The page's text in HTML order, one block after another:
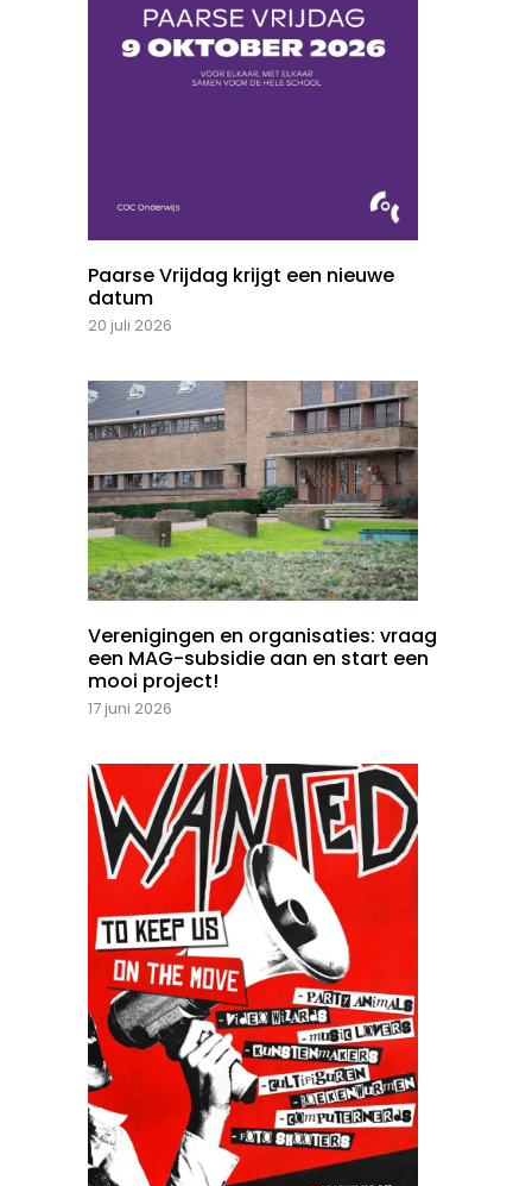
Paarse Vrijdag krijgt een nieuwe
datum
20 juli 2026
Verenigingen en organisaties: vraag
een MAG-subsidie aan en start een
mooi project!
17 juni 2026